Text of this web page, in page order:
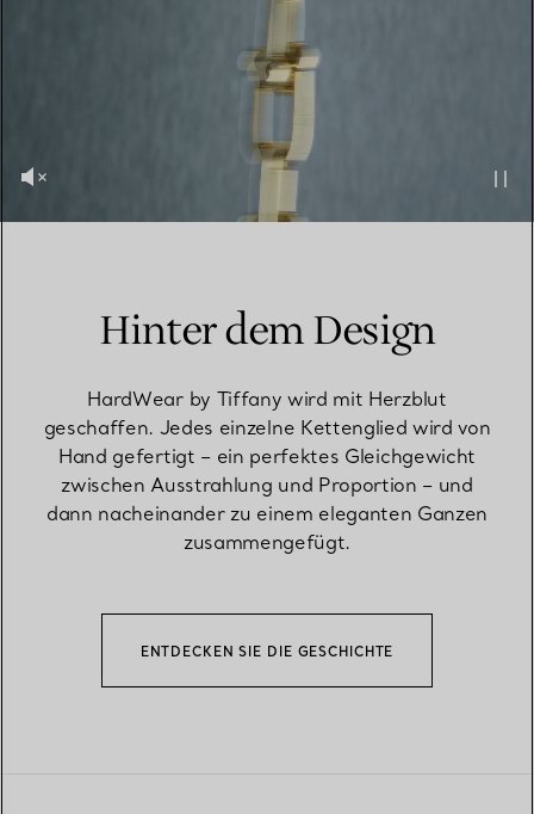
Hinter dem Design
HardWear by Tiffany wird mit Herzblut
geschaffen. Jedes einzelne Kettenglied wird von
Hand gefertigt – ein perfektes Gleichgewicht
zwischen Ausstrahlung und Proportion – und
dann nacheinander zu einem eleganten Ganzen
zusammengefügt.
ENTDECKEN SIE DIE GESCHICHTE